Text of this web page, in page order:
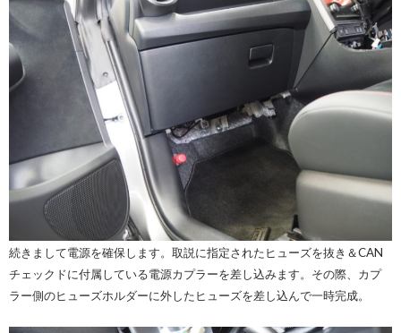
続きまして電源を確保します。取説に指定されたヒューズを抜き＆CAN
チェックドに付属している電源カプラーを差し込みます。その際、カプ
ラー側のヒューズホルダーに外したヒューズを差し込んで一時完成。